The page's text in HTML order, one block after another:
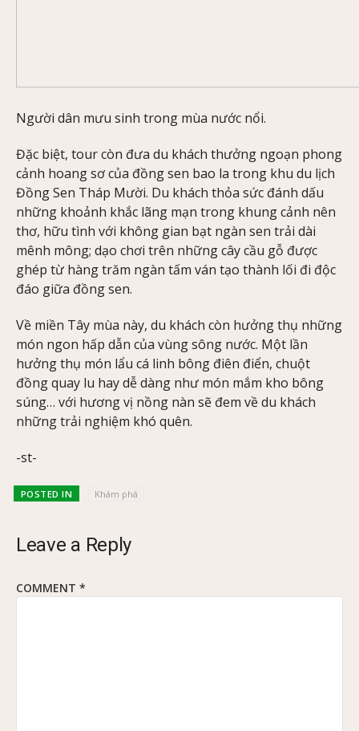
Người dân mưu sinh trong mùa nước nổi.
Đặc biệt, tour còn đưa du khách thưởng ngoạn phong
cảnh hoang sơ của đồng sen bao la trong khu du lịch
Đồng Sen Tháp Mười. Du khách thỏa sức đánh dấu
những khoảnh khắc lãng mạn trong khung cảnh nên
thơ, hữu tình với không gian bạt ngàn sen trải dài
mênh mông; dạo chơi trên những cây cầu gỗ được
ghép từ hàng trăm ngàn tấm ván tạo thành lối đi độc
đáo giữa đồng sen.
Về miền Tây mùa này, du khách còn hưởng thụ những
món ngon hấp dẫn của vùng sông nước. Một lần
hưởng thụ món lẩu cá linh bông điên điển, chuột
đồng quay lu hay dễ dàng như món mắm kho bông
súng… với hương vị nồng nàn sẽ đem về du khách
những trải nghiệm khó quên.
-st-
POSTED IN Khám phá
Leave a Reply
COMMENT *